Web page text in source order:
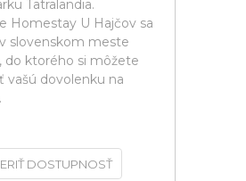
Tatralandia.
Homestay U Hajčov sa
slovenskom meste
do ktorého si môžete
vašú dovolenku na
DOSTUPNOSŤ